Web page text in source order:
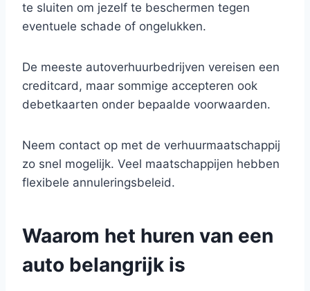
te sluiten om jezelf te beschermen tegen
eventuele schade of ongelukken.
De meeste autoverhuurbedrijven vereisen een
creditcard, maar sommige accepteren ook
debetkaarten onder bepaalde voorwaarden.
Neem contact op met de verhuurmaatschappij
zo snel mogelijk. Veel maatschappijen hebben
flexibele annuleringsbeleid.
Waarom het huren van een
auto belangrijk is